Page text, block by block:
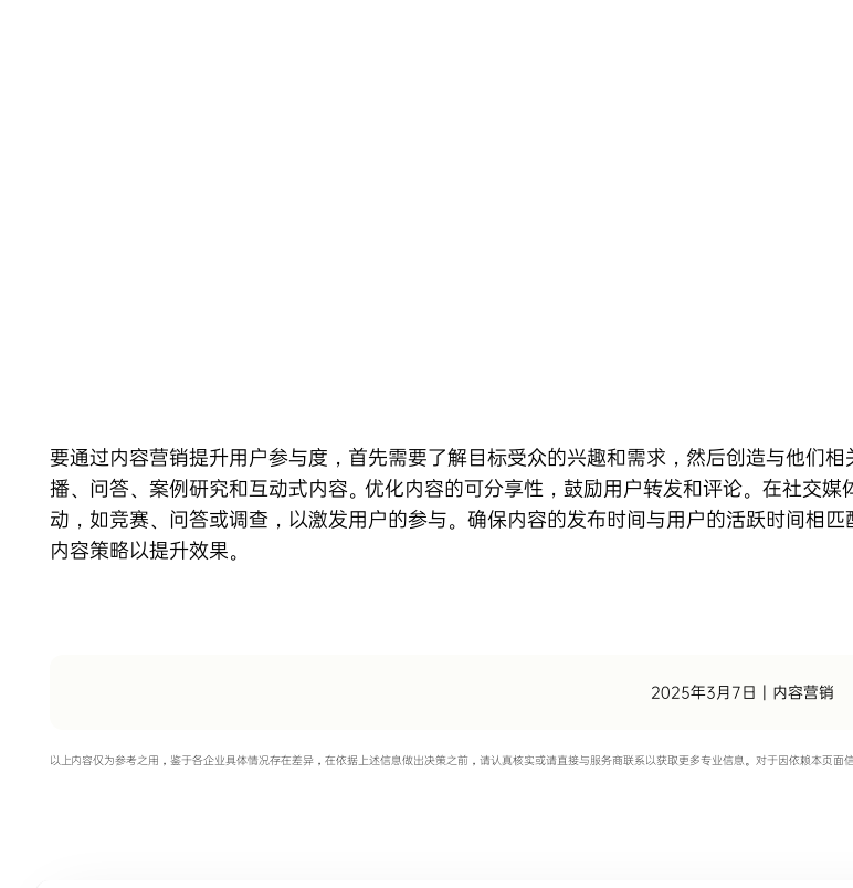
要通过内容营销提升用户参与度，首先需要了解目标受众的兴趣和需求，然后创造与他们
播、问答、案例研究和互动式内容。优化内容的可分享性，鼓励用户转发和评论。在社交
动，如竞赛、问答或调查，以激发用户的参与。确保内容的发布时间与用户的活跃时间相
内容策略以提升效果。
2025年3月7日 内容营销
以上内容仅为参考之用，鉴于各企业具体情况存在差异，在依据上述信息做出决策之前，请认真核实或请直接与服务商联系以获取更多专业信息。对于因依赖本页面